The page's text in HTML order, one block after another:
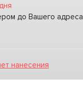
до Вашего адреса
нанесения